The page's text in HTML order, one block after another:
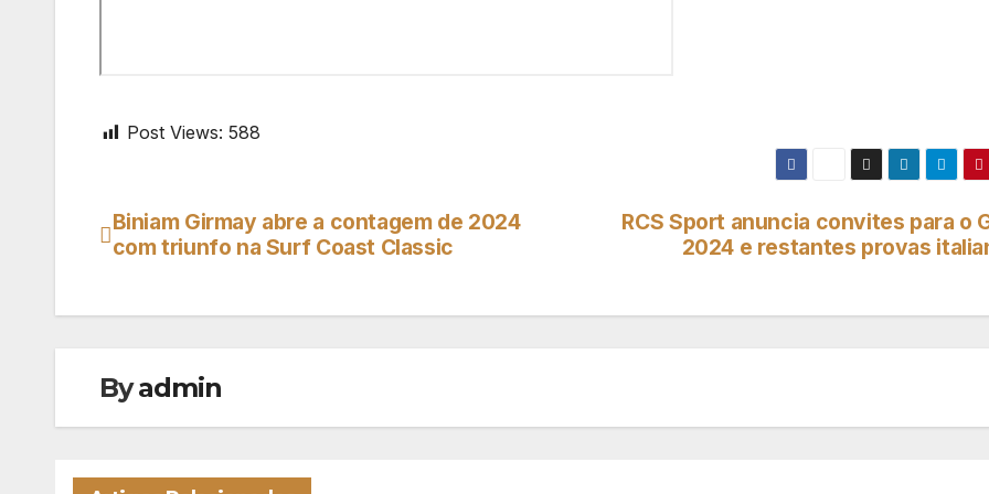
Post Views: 588
Navegação
artigos
RCS Sport anuncia convites para o
2024 e restantes provas
Biniam Girmay abre a contagem de 2024
com triunfo na Surf Coast Classic
Byadmin